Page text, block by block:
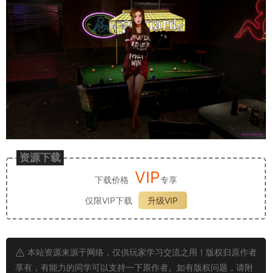
资源下载
下载价格 VIP专享
仅限VIP下载
升级VIP
本站资源来源于网络，仅供玩家学习交流之用！版权归原作者
享有，有能力的同学可以支持一下原作者。如有版权问题，请附